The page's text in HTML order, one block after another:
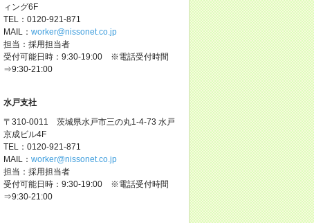
ィング6F
TEL：0120-921-871
MAIL： worker@nissonet.co.jp
担当：採用担当者
受付可能日時：9:30-19:00 ※電話受付時間
⇒9:30-21:00
水戸支社
〒310-0011 茨城県水戸市三の丸1-4-73 水戸
京成ビル4F
TEL：0120-921-871
MAIL： worker@nissonet.co.jp
担当：採用担当者
受付可能日時：9:30-19:00 ※電話受付時間
⇒9:30-21:00